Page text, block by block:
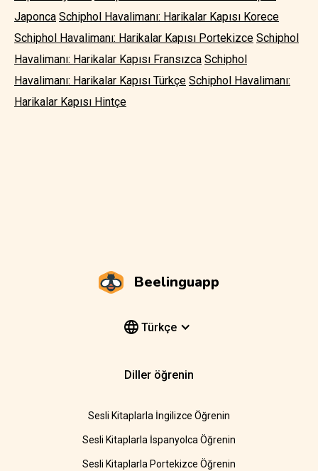
Japonca Schiphol Havalimanı: Harikalar Kapısı Korece
Schiphol Havalimanı: Harikalar Kapısı Portekizce Schiphol
Havalimanı: Harikalar Kapısı Fransızca Schiphol
Havalimanı: Harikalar Kapısı Türkçe Schiphol Havalimanı:
Harikalar Kapısı Hintçe
Beelinguapp
Türkçe
Diller öğrenin
Sesli Kitaplarla İngilizce Öğrenin
Sesli Kitaplarla İspanyolca Öğrenin
Sesli Kitaplarla Portekizce Öğrenin